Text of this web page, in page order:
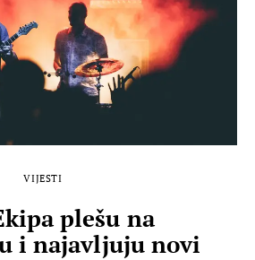
VIJESTI
plešu na
i najavljuju novi